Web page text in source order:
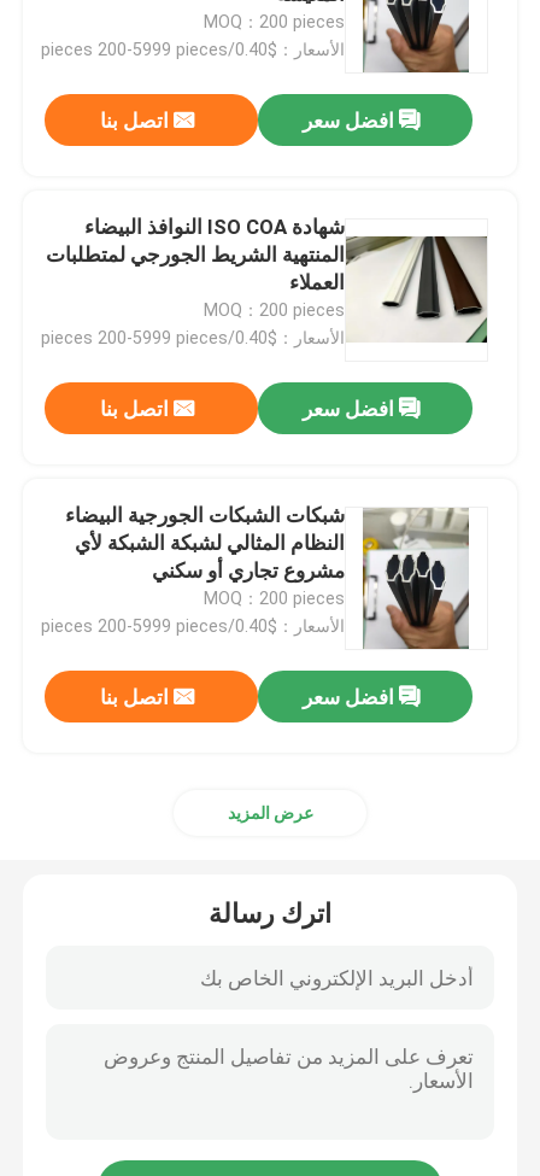
MOQ：200 pieces
الأسعار：$0.40/pieces 200-5999 pieces
افضل سعر اتصل بنا
شهادة ISO COA النوافذ البيضاء
المنتهية الشريط الجورجي لمتطلبات
العملاء
MOQ：200 pieces
الأسعار：$0.40/pieces 200-5999 pieces
افضل سعر اتصل بنا
شبكات الشبكات الجورجية البيضاء
النظام المثالي لشبكة الشبكة لأي
مشروع تجاري أو سكني
MOQ：200 pieces
الأسعار：$0.40/pieces 200-5999 pieces
افضل سعر اتصل بنا
عرض المزيد
اترك رسالة